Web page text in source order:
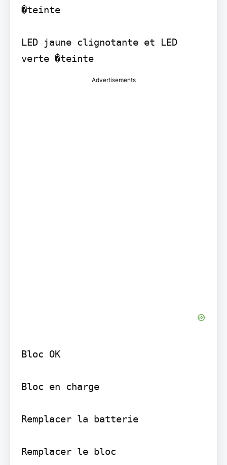
�teinte
LED jaune clignotante et LED
verte �teinte
Advertisements
Bloc OK
Bloc en charge
Remplacer la batterie
Remplacer le bloc